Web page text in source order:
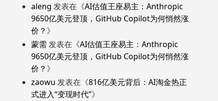
aleng 发表在《AI估值王座易主：Anthropic
9650亿美元登顶，GitHub Copilot为何悄然涨
价？ 》
蒙需 发表在《AI估值王座易主：Anthropic
9650亿美元登顶，GitHub Copilot为何悄然涨
价？ 》
zaowu 发表在《816亿美元背后：AI淘金热正
式进入“变现时代”》